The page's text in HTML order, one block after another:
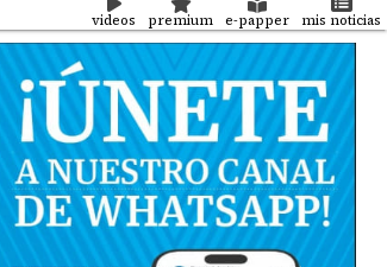
videos premium e-papper mis noticias